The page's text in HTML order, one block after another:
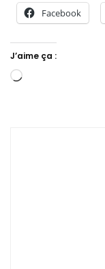
Facebook
J’aime ça :
Chargement…